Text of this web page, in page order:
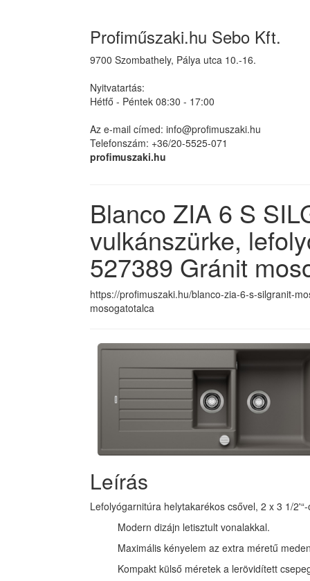
Profiműszaki.hu Sebo Kft.
9700 Szombathely, Pálya utca 10.-16.
Nyitvatartás:
Hétfő - Péntek 08:30 - 17:00
Az e-mail címed: info@profimuszaki.hu
Telefonszám: +36/20-5525-071
profimuszaki.hu
Blanco ZIA 6 S
vulkánszürke,
527389 Gránit
https://profimuszaki.hu/blanco-zia-6-s-silgranit-
mosogatotalca
Leírás
Lefolyógarnitúra helytakarékos csővel, 2 x 3 1/
Modern dizájn letisztult vonalakkal.
Maximális kényelem az extra méretű
Kompakt külső méretek a lerövidített